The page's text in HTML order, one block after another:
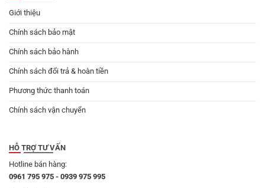
Giới thiệu
Chính sách bảo mật
Chính sách bảo hành
Chính sách đổi trả & hoàn tiền
Phương thức thanh toán
Chính sách vận chuyển
HỖ TRỢ TƯ VẤN
Hotline bán hàng:
0961 795 975 - 0939 975 995